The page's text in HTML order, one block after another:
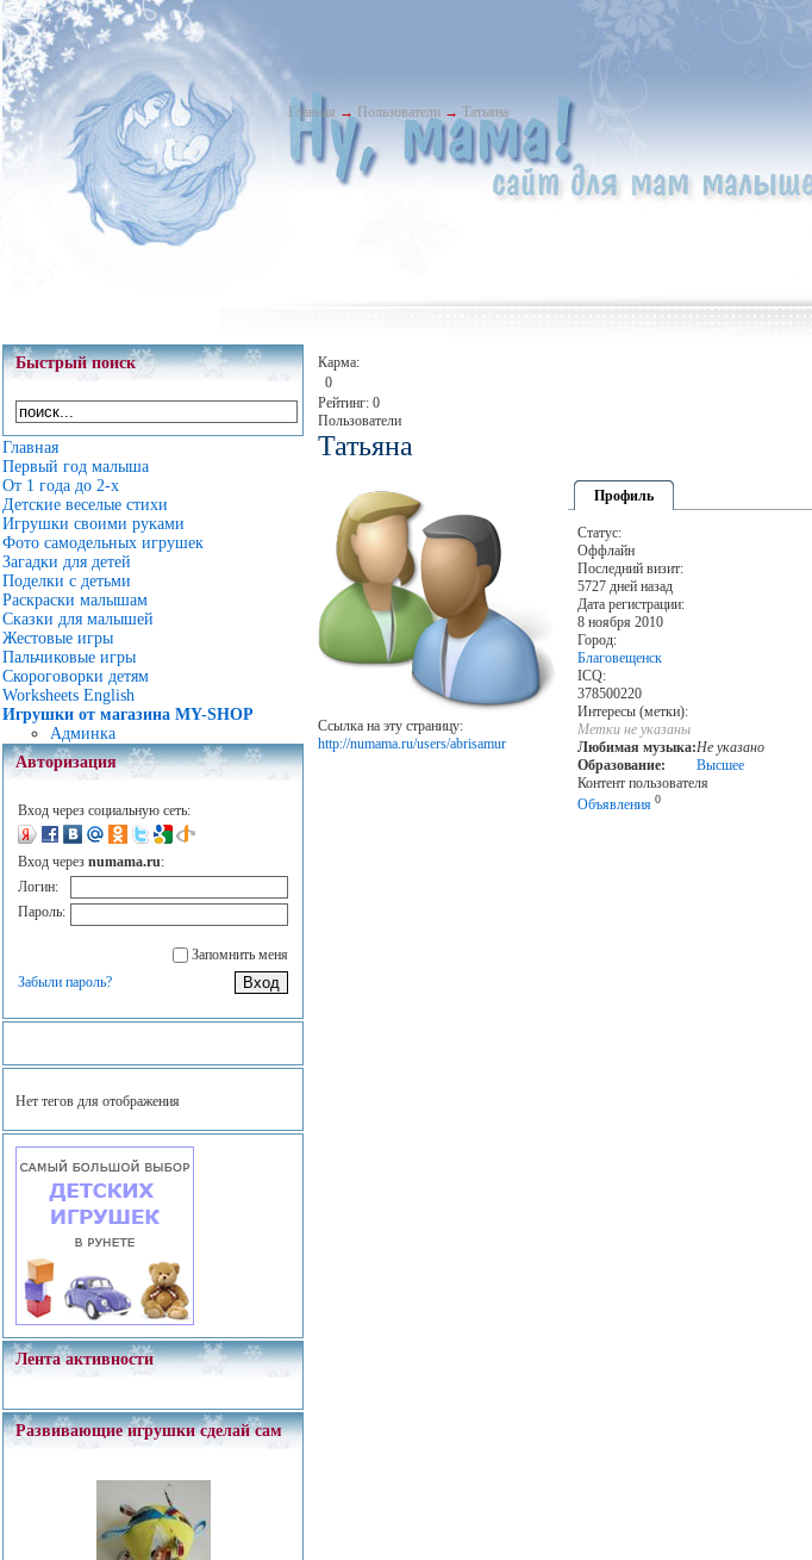
Главная → Пользователи → Татьяна
Быстрый поиск
Главная
Первый год малыша
От 1 года до 2-х
Детские веселые стихи
Игрушки своими руками
Фото самодельных игрушек
Загадки для детей
Поделки с детьми
Раскраски малышам
Сказки для малышей
Жестовые игры
Пальчиковые игры
Скороговорки детям
Worksheets English
Игрушки от магазина MY-SHOP
Админка
Авторизация
Вход через социальную сеть:
Вход через numama.ru:
Логин:
Пароль:
Запомнить меня
Забыли пароль?
Нет тегов для отображения
Лента активности
Развивающие игрушки сделай сам
Карма:
0
Рейтинг: 0
Пользователи
Татьяна
Ссылка на эту страницу:
http://numama.ru/users/abrisamur
Профиль
Статус:
Оффлайн
Последний визит:
5727 дней назад
Дата регистрации:
8 ноября 2010
Город:
Благовещенск
ICQ:
378500220
Интересы (метки):
Метки не указаны
Любимая музыка:Не указано
Образование:
Высшее
Контент пользователя
Объявления 0